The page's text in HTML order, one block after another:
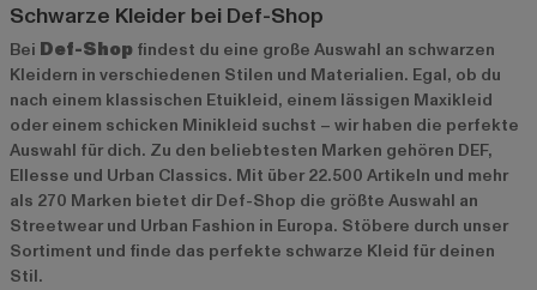
Schwarze Kleider bei Def-Shop
Bei Def-Shop findest du eine große Auswahl an schwarzen
Kleidern in verschiedenen Stilen und Materialien. Egal, ob du
nach einem klassischen Etuikleid, einem lässigen Maxikleid
oder einem schicken Minikleid suchst – wir haben die perfekte
Auswahl für dich. Zu den beliebtesten Marken gehören DEF,
Ellesse und Urban Classics. Mit über 22.500 Artikeln und mehr
als 270 Marken bietet dir Def-Shop die größte Auswahl an
Streetwear und Urban Fashion in Europa. Stöbere durch unser
Sortiment und finde das perfekte schwarze Kleid für deinen
Stil.